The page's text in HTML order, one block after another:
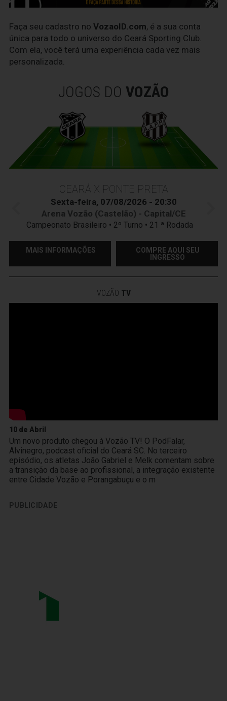
Faça seu cadastro no VozaoID.com, é a sua conta
única para todo o universo do Ceará Sporting Club.
Com ela, você terá uma experiência cada vez mais
personalizada.
JOGOS DO VOZÃO
CEARÁ X PONTE PRETA
Sexta-feira, 07/08/2026 - 20:30
Arena Vozão (Castelão) - Capital/CE
Campeonato Brasileiro • 2º Turno • 21 ª Rodada
MAIS INFORMAÇÕES
COMPRE AQUI SEU
INGRESSO
VOZÃO TV
10 de Abril
Um novo produto chegou à Vozão TV! O PodFalar,
Alvinegro, podcast oficial do Ceará SC. No terceiro
episódio, os atletas João Gabriel e Melk comentam sobre
a transição da base ao profissional, a integração existente
entre Cidade Vozão e Porangabuçu e o m
PUBLICIDADE